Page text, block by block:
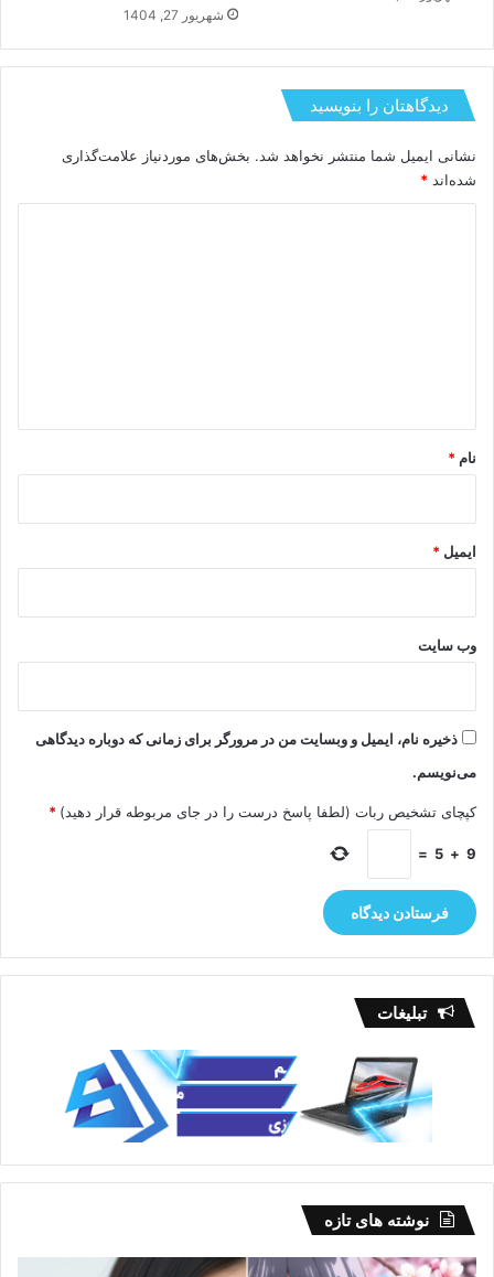
شهریور 27, 1404
دیدگاهتان را بنویسید
نشانی ایمیل شما منتشر نخواهد شد. بخش‌های موردنیاز علامت‌گذاری
شده‌اند *
نام *
ایمیل *
وب‌ سایت
ذخیره نام، ایمیل و وبسایت من در مرورگر برای زمانی که دوباره دیدگاهی
می‌نویسم.
کپچای تشخیص ربات (لطفا پاسخ درست را در جای مربوطه قرار دهید) *
9
+
5
=
تبلیغات
نوشته های تازه